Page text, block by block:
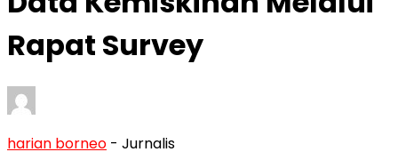
Rapat Survey
harian borneo - Jurnalis